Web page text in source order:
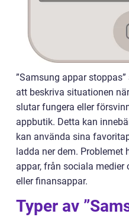
”Samsung appar
att beskriva situationen
slutar fungera eller
appbutik. Detta kan
kan använda sina
ladda ner dem. Problemet
appar, från sociala
eller finansappar.
Typer av